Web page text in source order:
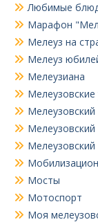
Любимые
Марафон
Мелеуз на
Мелеуз
Мелеузиана
Мелеузовские
Мосты
Мотоспорт
Моя